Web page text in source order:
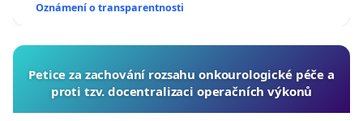
Oznámení o transparentnosti
Petice za zachování rozsahu onkourologické péče a
proti tzv. docentralizaci operačních výkonů